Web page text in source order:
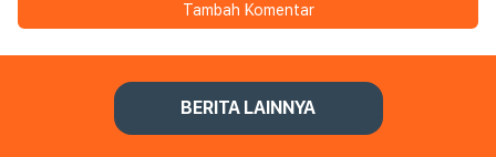
Tambah Komentar
BERITA LAINNYA